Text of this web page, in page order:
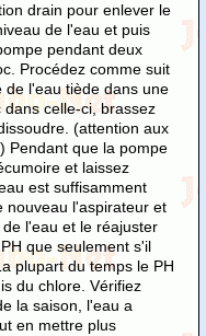
drain pour enlever le
de l'eau et puis
pendant deux
Procédez comme suit
de l'eau tiède dans une
celle-ci, brassez
(attention aux
Pendant que la pompe
et laissez
est suffisamment
nouveau l'aspirateur et
l'eau et le réajuster
que seulement s'il
plupart du temps le PH
du chlore. Vérifiez
la saison, l'eau a
en mettre plus